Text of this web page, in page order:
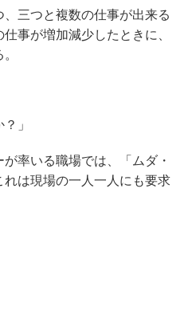
三つと複数の仕事が出来る
事が増加減少したときに、
」
率いる職場では、「ムダ・
は現場の一人一人にも要求